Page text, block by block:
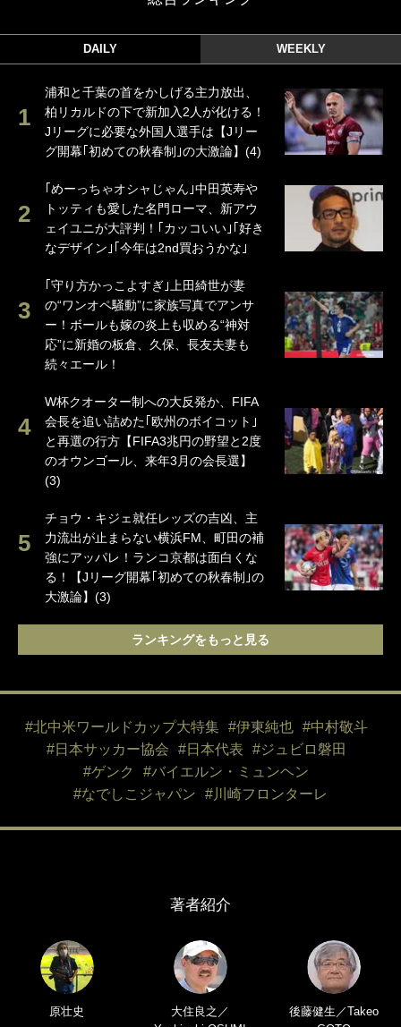
DAILY WEEKLY
浦和と千葉の首をかしげる主力放出、
柏リカルドの下で新加入2人が化ける！
Jリーグに必要な外国人選手は【Jリー
グ開幕｢初めての秋春制｣の大激論】(4)
｢めーっちゃオシャじゃん｣中田英寿や
トッティも愛した名門ローマ、新アウ
ェイユニが大評判！｢カッコいい｣｢好き
なデザイン｣｢今年は2nd買おうかな｣
｢守り方かっこよすぎ｣上田綺世が妻
の“ワンオペ騒動”に家族写真でアンサ
ー！ボールも嫁の炎上も収める“神対
応”に新婚の板倉、久保、長友夫妻も
続々エール！
W杯クオーター制への大反発か、FIFA
会長を追い詰めた｢欧州のボイコット｣
と再選の行方【FIFA3兆円の野望と2度
のオウンゴール、来年3月の会長選】
(3)
チョウ・キジェ就任レッズの吉凶、主
力流出が止まらない横浜FM、町田の補
強にアッパレ！ランコ京都は面白くな
る！【Jリーグ開幕｢初めての秋春制｣の
大激論】(3)
ランキングをもっと見る
#北中米ワールドカップ大特集 #伊東純也
#中村敬斗
#日本サッカー協会
#日本代表
#ジュビロ磐田
#ゲンク
#バイエルン・ミュンヘン
#なでしこジャパン
#川崎フロンターレ
著者紹介
原壮史
大住良之／
後藤健生／Takeo